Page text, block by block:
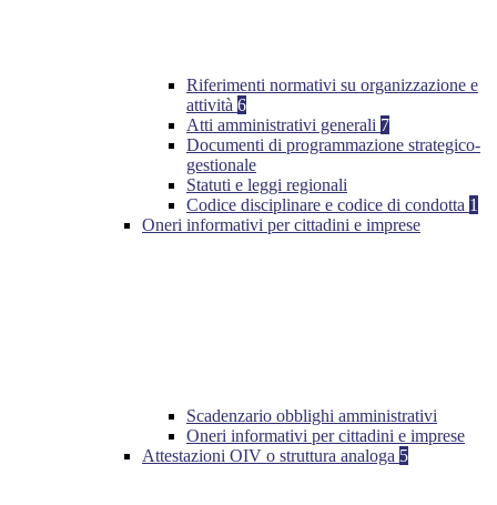
Riferimenti normativi su organizzazione e
attività 6
Atti amministrativi generali 7
Documenti di programmazione strategico-
gestionale
Statuti e leggi regionali
Codice disciplinare e codice di condotta 1
Oneri informativi per cittadini e imprese
Scadenzario obblighi amministrativi
Oneri informativi per cittadini e imprese
Attestazioni OIV o struttura analoga 5